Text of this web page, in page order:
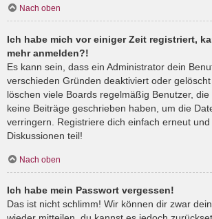
Nach oben
Ich habe mich vor einiger Zeit registriert,
mehr anmelden?!
Es kann sein, dass ein Administrator dein
verschieden Gründen deaktiviert oder
löschen viele Boards regelmäßig Benutzer,
keine Beiträge geschrieben haben, um die
verringern. Registriere dich einfach erneut
Diskussionen teil!
Nach oben
Ich habe mein Passwort vergessen!
Das ist nicht schlimm! Wir können dir zwar